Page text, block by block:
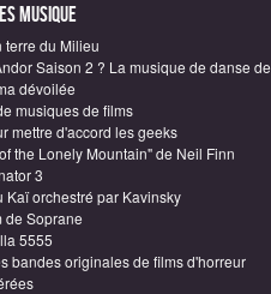
Musique
terre du Milieu
Saison 2 ? La musique de danse de
dévoilée
musiques de films
mettre d'accord les geeks
the Lonely Mountain" de Neil Finn
3
Kaï orchestré par Kavinsky
de Soprane
5555
bandes originales de films d'horreur